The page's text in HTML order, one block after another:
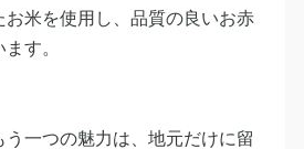
米を使用し、品質の良いお赤
す。
一つの魅力は、地元だけに留